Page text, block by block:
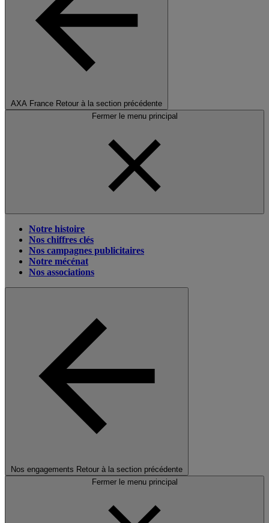
AXA France Retour à la section précédente
Fermer le menu principal
Notre histoire
Nos chiffres clés
Nos campagnes publicitaires
Notre mécénat
Nos associations
Nos engagements Retour à la section précédente
Fermer le menu principal